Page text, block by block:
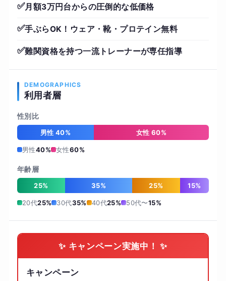
✅月額3万円台からの圧倒的な低価格
✅手ぶらOK！ウェア・靴・プロテイン無料
✅難関資格を持つ一流トレーナーが専任指導
DEMOGRAPHICS
利用者層
性別比
男性 40% 女性 60%
男性40% 女性60%
年齢層
25% 35% 25% 15%
20代25% 30代35% 40代25% 50代〜15%
✨ キャンペーン実施中！ ✨
キャンペーン